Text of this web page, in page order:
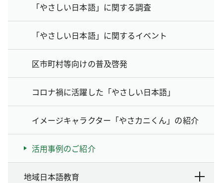
「やさしい日本語」に関する調査
「やさしい日本語」に関するイベント
区市町村等向けの普及啓発
コロナ禍に活躍した「やさしい日本語」
イメージキャラクター「やさカニくん」の紹介
活用事例のご紹介
地域日本語教育